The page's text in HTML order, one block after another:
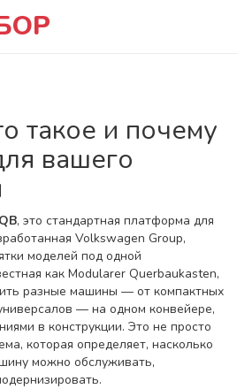
такое и почему
вашего
, это стандартная платформа для
Volkswagen Group,
моделей под одной
как Modularer Querbaukasten,
разные машины — от компактных
— на одном конвейере,
в конструкции. Это не просто
которая определяет, насколько
можно обслуживать,